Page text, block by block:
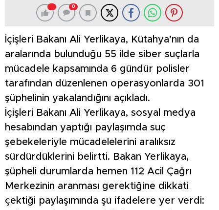
0
İçişleri Bakanı Ali Yerlikaya, Kütahya’nın da
aralarında bulunduğu 55 ilde siber suçlarla
mücadele kapsamında 6 gündür polisler
tarafından düzenlenen operasyonlarda 301
şüphelinin yakalandığını açıkladı.
İçişleri Bakanı Ali Yerlikaya, sosyal medya
hesabından yaptığı paylaşımda suç
şebekeleriyle mücadelelerini aralıksız
sürdürdüklerini belirtti. Bakan Yerlikaya,
şüpheli durumlarda hemen 112 Acil Çağrı
Merkezinin aranması gerektiğine dikkati
çektiği paylaşımında şu ifadelere yer verdi: